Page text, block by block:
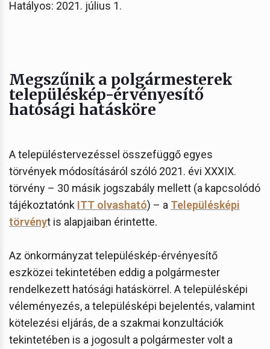
Hatályos: 2021. július 1.
Megszűnik a polgármesterek
településkép-érvényesítő
hatósági hatásköre
A településtervezéssel összefüggő egyes
törvények módosításáról szóló 2021. évi XXXIX.
törvény – 30 másik jogszabály mellett (a kapcsolódó
tájékoztatónk ITT olvasható) – a Településképi
törvényt is alapjaiban érintette.
Az önkormányzat településkép-érvényesítő
eszközei tekintetében eddig a polgármester
rendelkezett hatósági hatáskörrel. A településképi
véleményezés, a településképi bejelentés, valamint
kötelezési eljárás, de a szakmai konzultációk
tekintetében is a jogosult a polgármester volt a